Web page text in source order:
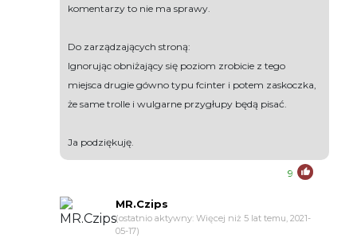
komentarzy to nie ma sprawy.
Do zarządzających stroną:
Ignorując obniżający się poziom zrobicie z tego
miejsca drugie gówno typu fcinter i potem zaskoczka,
że same trolle i wulgarne przygłupy będą pisać.
Ja podziękuję.
9
MR.Czips
(ostatnio aktywny: Więcej niż 5 lat temu, 2021-
05-17)